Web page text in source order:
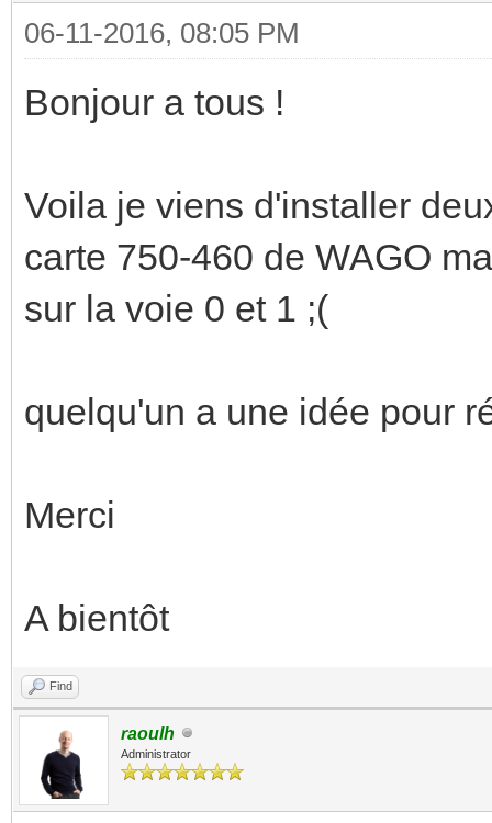
06-11-2016, 08:05 PM
Bonjour a tous !
Voila je viens d'installer
carte 750-460 de WAGO
sur la voie 0 et 1 ;(
quelqu'un a une idée pour
Merci
A bientôt
Find
raoulh
Administrator